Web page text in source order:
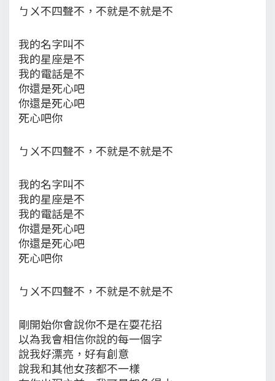
ㄅㄨ不四聲不，不就是不就是不
我的名字叫不
我的星座是不
我的電話是不
你還是死心吧
你還是死心吧
死心吧你
ㄅㄨ不四聲不，不就是不就是不
我的名字叫不
我的星座是不
我的電話是不
你還是死心吧
你還是死心吧
死心吧你
ㄅㄨ不四聲不，不就是不就是不
剛開始你會說你不是在耍花招
以為我會相信你說的每一個字
說我好漂亮，好有創意
說我和其他女孩都不一樣